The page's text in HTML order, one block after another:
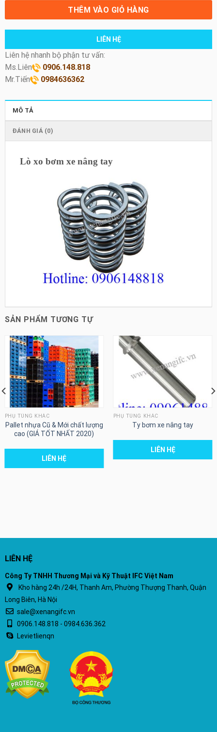
THÊM VÀO GIỎ HÀNG
LIÊN HỆ
Liên hệ nhanh bộ phận tư vấn:
Ms.Liên
0906.148.818
Mr.Tiến
0984636362
MÔ TẢ
ĐÁNH GIÁ (0)
Lò xo bơm xe nâng tay
SẢN PHẨM TƯƠNG TỰ
PHỤ TÙNG KHÁC
Pallet nhựa Cũ & Mới chất lượng
cao (GIÁ TỐT NHẤT 2020)
LIÊN HỆ
PHỤ TÙNG KHÁC
Ty bơm xe nâng tay
LIÊN HỆ
LIÊN HỆ
Công Ty TNHH Thương Mại và Kỹ Thuật IFC Việt Nam
Kho hàng 24h /24H, Thanh Am, Phường Thượng Thanh, Quận
Long Biên, Hà Nội
sale@xenangifc.vn
0906.148.818 - 0984.636.362
Levietlienqn